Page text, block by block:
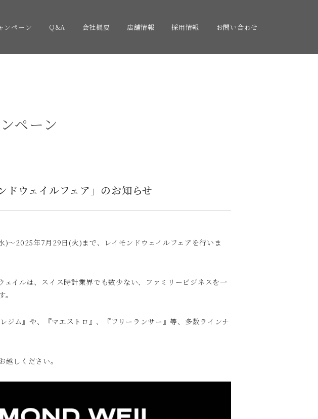
ンペーン Q&A 会社概要 店舗情報 採用情報 お問い合わせ
ペーン
ドウェイルフェア」のお知らせ
～2025年7月29日(火)まで、レイモンドウェイルフェアを行いま
ェイルは、スイス時計業界でも数少ない、ファミリービジネスを一
ジム』や、『マエストロ』、『フリーランサー』等、多数ラインナ
しください。